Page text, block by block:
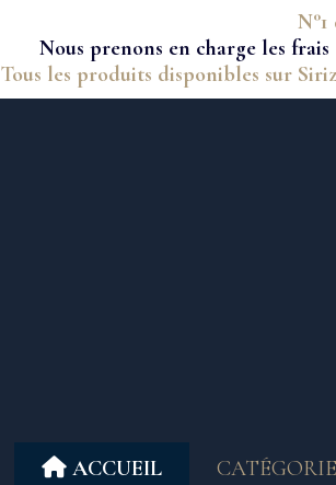
Nous prenons en charge les
Tous les produits disponibles sur
ACCUEIL